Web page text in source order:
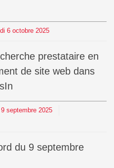
6 octobre 2025
de site web dans
9 septembre 2025